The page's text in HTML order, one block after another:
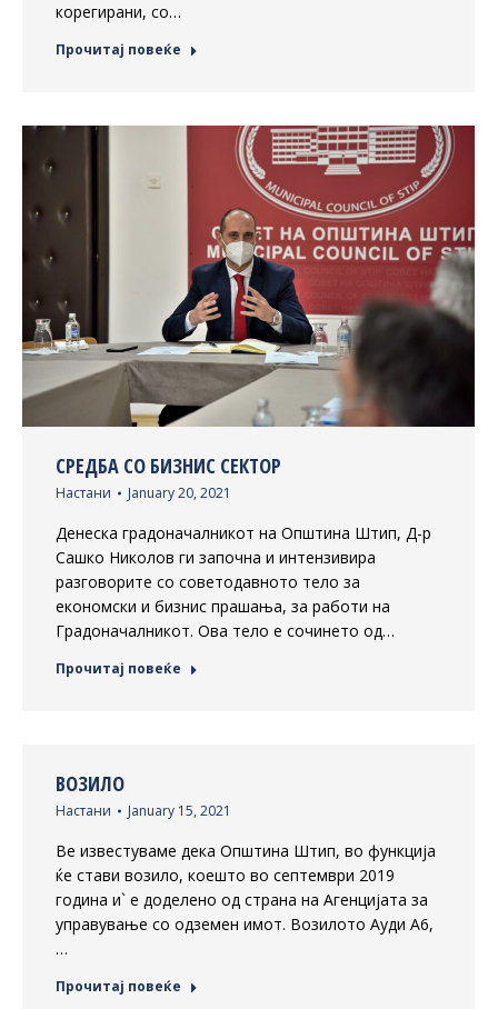
корегирани, со…
Прочитај повеќе
СРЕДБА СО БИЗНИС СЕКТОР
Настани January 20, 2021
Денеска градоначалникот на Општина Штип, Д-р
Сашко Николов ги започна и интензивира
разговорите со советодавното тело за
економски и бизнис прашања, за работи на
Градоначалникот. Ова тело е сочинето од…
Прочитај повеќе
ВОЗИЛО
Настани January 15, 2021
Ве известуваме дека Општина Штип, во функција
ќе стави возило, коешто во септември 2019
година и` е доделено од страна на Агенцијата за
управување со одземен имот. Возилото Ауди А6,
…
Прочитај повеќе